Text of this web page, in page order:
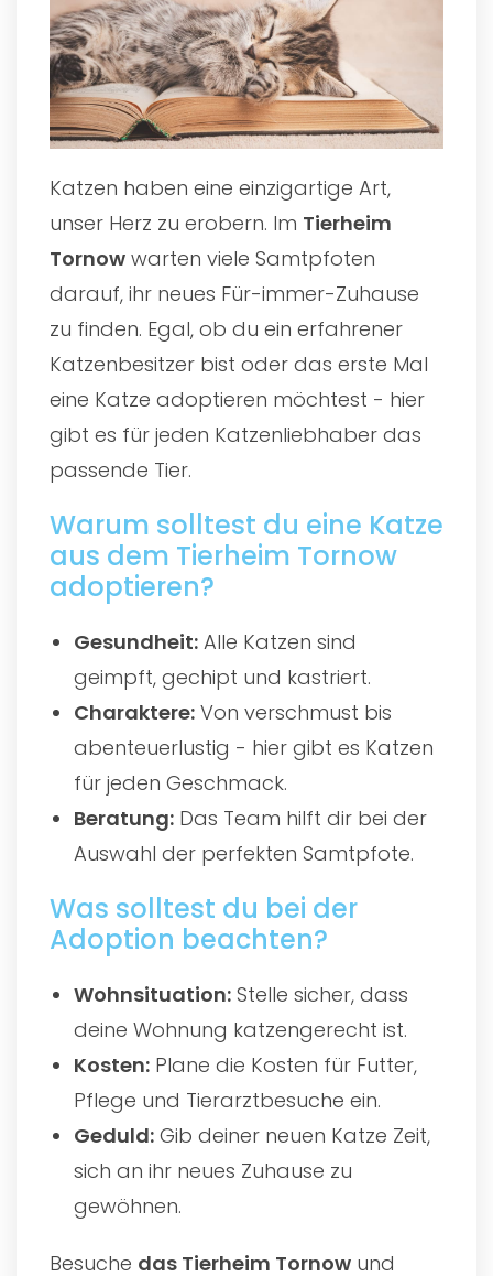
Katzen haben eine einzigartige Art,
unser Herz zu erobern. Im Tierheim
Tornow warten viele Samtpfoten
darauf, ihr neues Für-immer-Zuhause
zu finden. Egal, ob du ein erfahrener
Katzenbesitzer bist oder das erste Mal
eine Katze adoptieren möchtest - hier
gibt es für jeden Katzenliebhaber das
passende Tier.
Warum solltest du eine Katze
aus dem Tierheim Tornow
adoptieren?
Gesundheit: Alle Katzen sind
geimpft, gechipt und kastriert.
Charaktere: Von verschmust bis
abenteuerlustig - hier gibt es Katzen
für jeden Geschmack.
Beratung: Das Team hilft dir bei der
Auswahl der perfekten Samtpfote.
Was solltest du bei der
Adoption beachten?
Wohnsituation: Stelle sicher, dass
deine Wohnung katzengerecht ist.
Kosten: Plane die Kosten für Futter,
Pflege und Tierarztbesuche ein.
Geduld: Gib deiner neuen Katze Zeit,
sich an ihr neues Zuhause zu
gewöhnen.
Besuche das Tierheim Tornow und